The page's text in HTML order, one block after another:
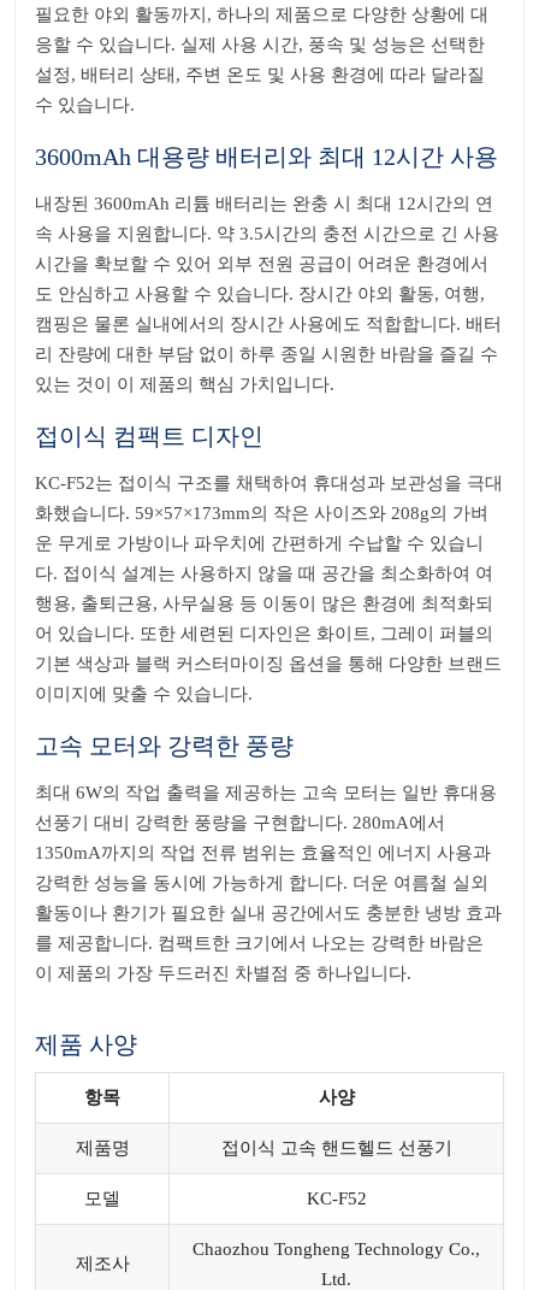
필요한 야외 활동까지, 하나의 제품으로 다양한 상황에 대
응할 수 있습니다. 실제 사용 시간, 풍속 및 성능은 선택한
설정, 배터리 상태, 주변 온도 및 사용 환경에 따라 달라질
수 있습니다.
3600mAh 대용량 배터리와 최대 12시간 사용
내장된 3600mAh 리튬 배터리는 완충 시 최대 12시간의 연
속 사용을 지원합니다. 약 3.5시간의 충전 시간으로 긴 사용
시간을 확보할 수 있어 외부 전원 공급이 어려운 환경에서
도 안심하고 사용할 수 있습니다. 장시간 야외 활동, 여행,
캠핑은 물론 실내에서의 장시간 사용에도 적합합니다. 배터
리 잔량에 대한 부담 없이 하루 종일 시원한 바람을 즐길 수
있는 것이 이 제품의 핵심 가치입니다.
접이식 컴팩트 디자인
KC-F52는 접이식 구조를 채택하여 휴대성과 보관성을 극대
화했습니다. 59×57×173mm의 작은 사이즈와 208g의 가벼
운 무게로 가방이나 파우치에 간편하게 수납할 수 있습니
다. 접이식 설계는 사용하지 않을 때 공간을 최소화하여 여
행용, 출퇴근용, 사무실용 등 이동이 많은 환경에 최적화되
어 있습니다. 또한 세련된 디자인은 화이트, 그레이 퍼블의
기본 색상과 블랙 커스터마이징 옵션을 통해 다양한 브랜드
이미지에 맞출 수 있습니다.
고속 모터와 강력한 풍량
최대 6W의 작업 출력을 제공하는 고속 모터는 일반 휴대용
선풍기 대비 강력한 풍량을 구현합니다. 280mA에서
1350mA까지의 작업 전류 범위는 효율적인 에너지 사용과
강력한 성능을 동시에 가능하게 합니다. 더운 여름철 실외
활동이나 환기가 필요한 실내 공간에서도 충분한 냉방 효과
를 제공합니다. 컴팩트한 크기에서 나오는 강력한 바람은
이 제품의 가장 두드러진 차별점 중 하나입니다.
제품 사양
항목 사양
제품명 접이식 고속 핸드헬드 선풍기
모델 KC-F52
제조사
Chaozhou Tongheng Technology Co.,
Ltd.